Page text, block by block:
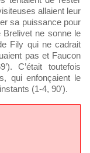
allaient leur
sa puissance pour
Brelivet ne sonne le
Fily qui ne cadrait
pas et Faucon
C’était toutefois
qui enfonçaient le
(1-4, 90').